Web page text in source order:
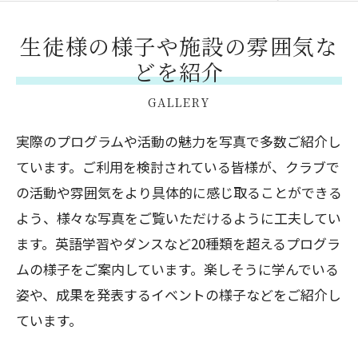
生徒様の様子や施設の雰囲気な
どを紹介
GALLERY
実際のプログラムや活動の魅力を写真で多数ご紹介し
ています。ご利用を検討されている皆様が、クラブで
の活動や雰囲気をより具体的に感じ取ることができる
よう、様々な写真をご覧いただけるように工夫してい
ます。英語学習やダンスなど20種類を超えるプログラ
ムの様子をご案内しています。楽しそうに学んでいる
姿や、成果を発表するイベントの様子などをご紹介し
ています。